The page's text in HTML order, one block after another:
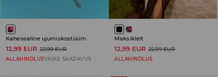
Kaheosaline ujumiskostüüm
12,99 EUR 22,99 EUR
ALLAHINDLUSVÄIKE SAADAVUS
Maksikleit
12,99 EUR 22,99 EUR
ALLAHINDLUS